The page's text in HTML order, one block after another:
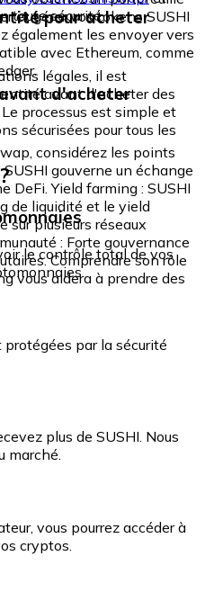
toute sécurité.
et gérer vos tokens SUSHI
également les envoyer vers
avec Ethereum, comme
pour acheter
légales, il est
avant d'acheter des
processus est simple et
sécurisées pour tous les
d'acheter
considérez les points
gouverne un échange
DeFi. Yield farming : SUSHI
de liquidité et le yield
sur plusieurs réseaux
: Forte gouvernance
Comprendre son rôle
vous aidera à prendre des
le contrôle total de vos
par la sécurité
plus de SUSHI. Nous
marché.
vous pourrez accéder à
cryptos.